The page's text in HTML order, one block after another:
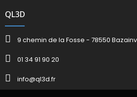
QL3D
9 chemin de la Fosse - 78550
01 34 91 90 20
info@ql3d.fr